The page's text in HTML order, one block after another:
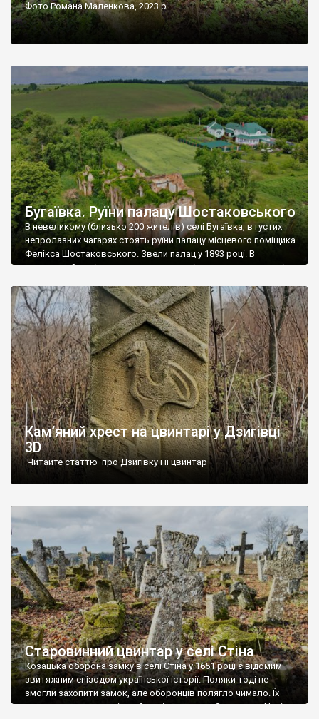
Фото Романа Маленкова, 2023 р.
Бугаївка. Руїни палацу Шостаковського
В невеликому (близько 200 жителів) селі Бугаївка, в густих
непролазних чагарях стоять руїни палацу місцевого поміщика
Фелікса Шостаковського. Звели палац у 1893 році. В
радянський період у ньому спочатку містилася школа, потім
століття тут розмістили туберкульозну лікарню. Коли із
палацу виїхала лікарня – ми точно не […]
Кам’яний хрест на цвинтарі у Дзигівці
3D
Читайте статтю про Дзигівку і її цвинтар
Старовинний цвинтар у селі Стіна
Козацька оборона замку в селі Стіна у 1651 році є відомим
звитяжним епізодом української історії. Поляки тоді не
змогли захопити замок, але оборонців полягло чимало. Їх
поховали на цвинтарі, який тоді називався Замковим. Нині на